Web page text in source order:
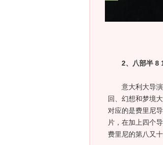
2、八部半 8
意大利大导演
回、幻想和梦境
对应的是费里尼
片，在加上四个
费里尼的第八又